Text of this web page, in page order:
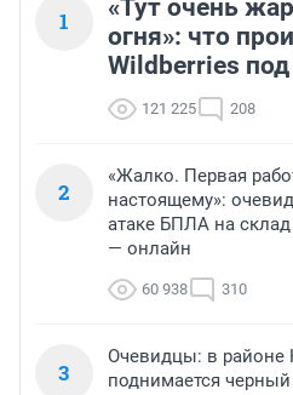
1
«Тут очень
огня»: что
Wildberries
121 225 208
2
«Жалко. Первая
настоящему»:
атаке БПЛА на
— онлайн
60 938 310
3
Очевидцы: в районе
поднимается